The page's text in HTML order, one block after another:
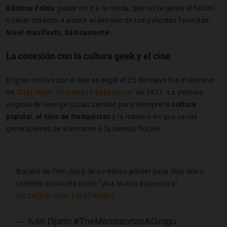
Básicos Frikis: poder no ir a la moda, que no te guste el fútbol,
o tener derecho a asistir al estreno de tus películas favoritas.
Nivel manifesto, básicamente.
La conexión con la cultura geek y el cine
El gran motivo por el que se eligió el 25 de mayo fue el estreno
de "Star Wars: Una Nueva Esperanza" en 1977. La película
original de George Lucas cambió para siempre la cultura
popular, el cine de franquicias y la manera en que varias
generaciones se acercaron a la ciencia ficción.
Boceto de Tom Jung de su mítico póster para Star Wars,
también conocida como "Una Nueva Esperanza".
pic.twitter.com/LlKATRlMad
— Iván Djarin #TheMandalorian&Grogu